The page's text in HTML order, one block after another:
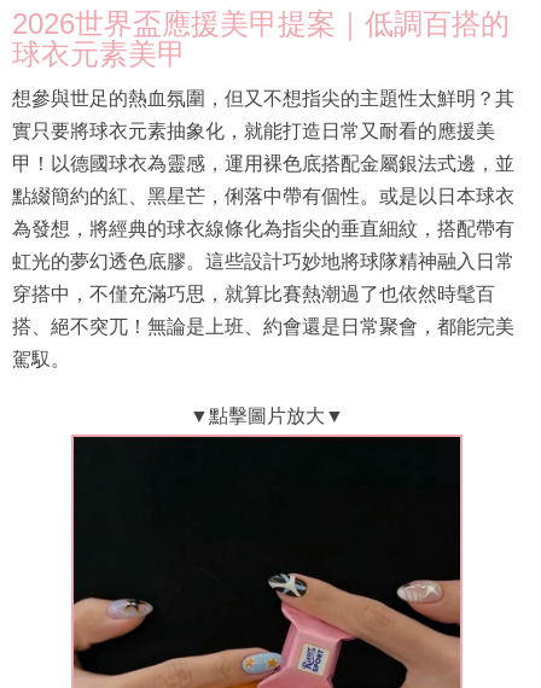
2026世界盃應援美甲提案｜低調百搭的
球衣元素美甲
想參與世足的熱血氛圍，但又不想指尖的主題性太鮮明？其
實只要將球衣元素抽象化，就能打造日常又耐看的應援美
甲！以德國球衣為靈感，運用裸色底搭配金屬銀法式邊，並
點綴簡約的紅、黑星芒，俐落中帶有個性。或是以日本球衣
為發想，將經典的球衣線條化為指尖的垂直細紋，搭配帶有
虹光的夢幻透色底膠。這些設計巧妙地將球隊精神融入日常
穿搭中，不僅充滿巧思，就算比賽熱潮過了也依然時髦百
搭、絕不突兀！無論是上班、約會還是日常聚會，都能完美
駕馭。